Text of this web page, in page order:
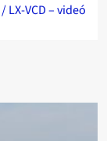
LX-VCD – videó